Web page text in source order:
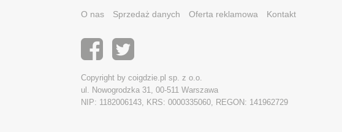
O nas Sprzedaż danych Oferta reklamowa Kontakt
Copyright by coigdzie.pl sp. z o.o.
ul. Nowogrodzka 31, 00-511 Warszawa
NIP: 1182006143, KRS: 0000335060, REGON: 141962729